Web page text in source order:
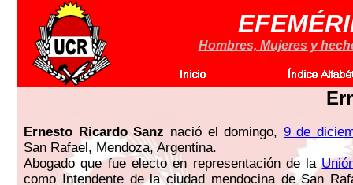
Hombres, Mujeres y
Ernesto Ricardo Sanz nació el domingo, 9 de
San Rafael, Mendoza, Argentina.
Abogado que fue electo en representación de la
como Intendente de la ciudad mendocina de San